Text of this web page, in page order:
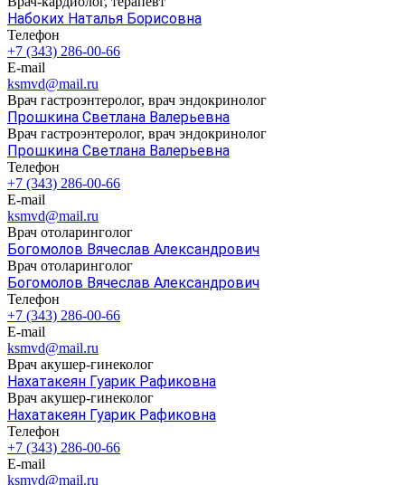
Набоких Наталья Борисовна
Телефон
+7 (343) 286-00-66
E-mail
ksmvd@mail.ru
Врач гастроэнтеролог, врач эндокринолог
Прошкина Светлана Валерьевна
Врач гастроэнтеролог, врач эндокринолог
Прошкина Светлана Валерьевна
Телефон
+7 (343) 286-00-66
E-mail
ksmvd@mail.ru
Врач отоларинголог
Богомолов Вячеслав Александрович
Врач отоларинголог
Богомолов Вячеслав Александрович
Телефон
+7 (343) 286-00-66
E-mail
ksmvd@mail.ru
Врач акушер-гинеколог
Нахатакеян Гуарик Рафиковна
Врач акушер-гинеколог
Нахатакеян Гуарик Рафиковна
Телефон
+7 (343) 286-00-66
E-mail
ksmvd@mail.ru